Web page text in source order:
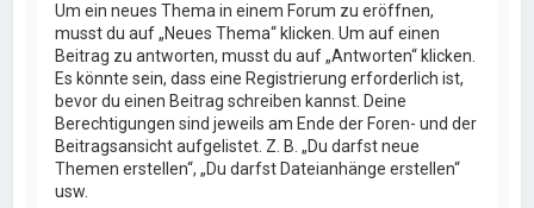
Um ein neues Thema in einem Forum zu eröffnen,
musst du auf „Neues Thema“ klicken. Um auf einen
Beitrag zu antworten, musst du auf „Antworten“ klicken.
Es könnte sein, dass eine Registrierung erforderlich ist,
bevor du einen Beitrag schreiben kannst. Deine
Berechtigungen sind jeweils am Ende der Foren- und der
Beitragsansicht aufgelistet. Z. B. „Du darfst neue
Themen erstellen“, „Du darfst Dateianhänge erstellen“
usw.